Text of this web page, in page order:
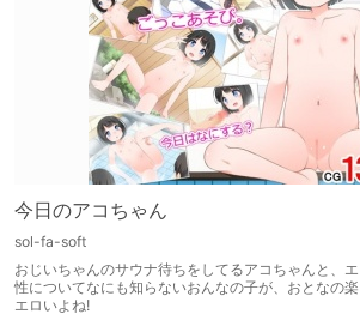
今日のアコちゃん
sol-fa-soft
おじいちゃんのサウナ待ちをしてるアコちゃんと、エ
性についてなにも知らないおんなの子が、おとなの
エロいよね!